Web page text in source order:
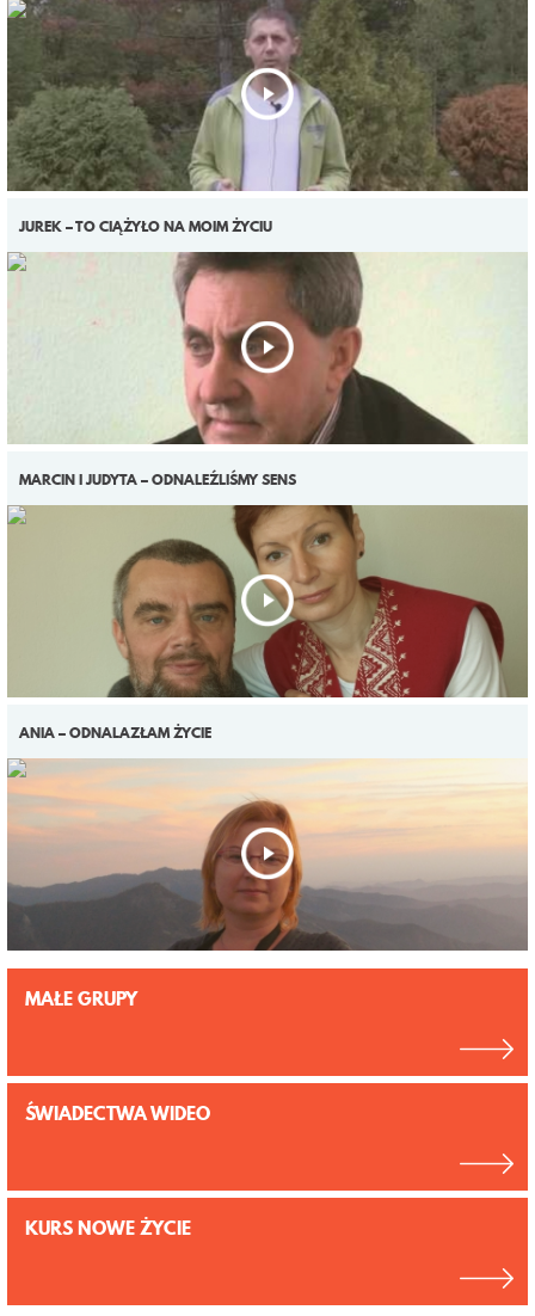
JUREK – TO CIĄŻYŁO NA MOIM ŻYCIU
MARCIN I JUDYTA – ODNALEŹLIŚMY SENS
ANIA – ODNALAZŁAM ŻYCIE
MAŁE GRUPY
ŚWIADECTWA WIDEO
KURS NOWE ŻYCIE